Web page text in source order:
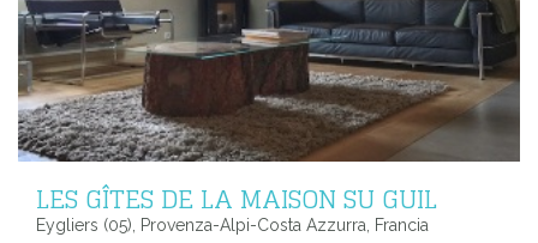
LES GÎTES DE LA MAISON SU GUIL
Eygliers (05), Provenza-Alpi-Costa Azzurra, Francia